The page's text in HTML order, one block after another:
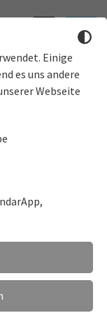
Einige
es uns andere
Webseite
Informationen
einblenden
Toggle